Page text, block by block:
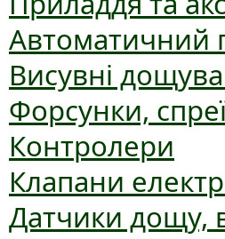
Автоматичний
Висувні
Форсунки,
Контролери
Клапани
Датчики дощу,